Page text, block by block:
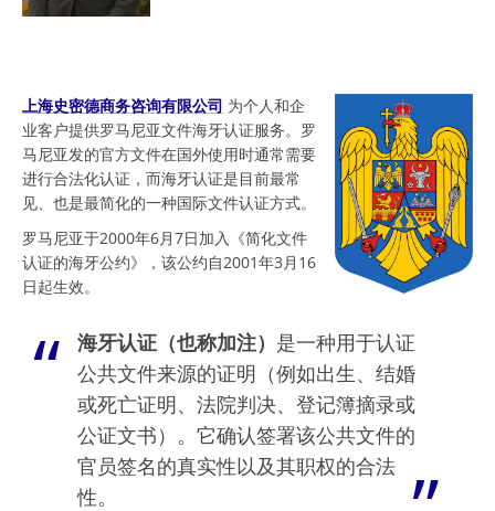
上海史密德商务咨询有限公司 为个人和企
业客户提供罗马尼亚文件海牙认证服务。罗
马尼亚发的官方文件在国外使用时通常需要
进行合法化认证，而海牙认证是目前最常
见、也是最简化的一种国际文件认证方式。
罗马尼亚于2000年6月7日加入《简化文件
认证的海牙公约》，该公约自2001年3月16
日起生效。
海牙认证（也称加注） 是一种用于认证
公共文件来源的证明（例如出生、结婚
或死亡证明、法院判决、登记簿摘录或
公证文书）。它确认签署该公共文件的
官员签名的真实性以及其职权的合法
性。